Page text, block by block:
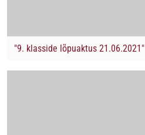
"9. klasside lõpuaktus 21.06.2021"